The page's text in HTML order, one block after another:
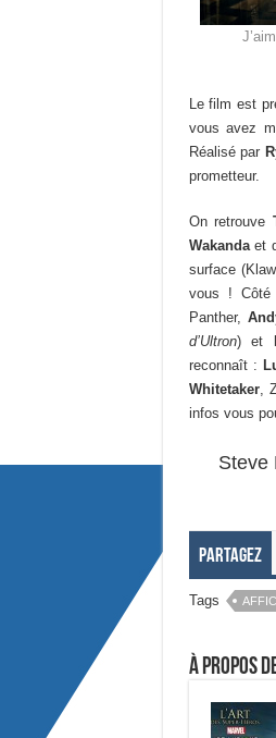
Le film est
vous avez
Réalisé par
prometteur.
On retrouve
Wakandaet
surface
vous !
Panther,
d’Ultron) et
reconnaît :
Whitetaker,
infos vous
Steve
Partagez
Tags
À propos